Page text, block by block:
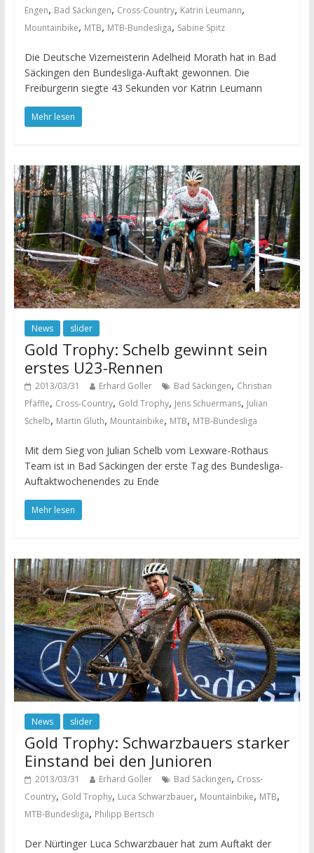
Engen, Bad Säckingen, Cross-Country, Katrin Leumann,
Mountainbike, MTB, MTB-Bundesliga, Sabine Spitz
Die Deutsche Vizemeisterin Adelheid Morath hat in Bad
Säckingen den Bundesliga-Auftakt gewonnen. Die
Freiburgerin siegte 43 Sekunden vor Katrin Leumann
Mehr lesen
News slider
Gold Trophy: Schelb gewinnt sein
erstes U23-Rennen
2013/03/31 Erhard Goller Bad Säckingen, Christian
Pfäffle, Cross-Country, Gold Trophy, Jens Schuermans, Julian
Schelb, Martin Gluth, Mountainbike, MTB, MTB-Bundesliga
Mit dem Sieg von Julian Schelb vom Lexware-Rothaus
Team ist in Bad Säckingen der erste Tag des Bundesliga-
Auftaktwochenendes zu Ende
Mehr lesen
News slider
Gold Trophy: Schwarzbauers starker
Einstand bei den Junioren
2013/03/31 Erhard Goller Bad Säckingen, Cross-
Country, Gold Trophy, Luca Schwarzbauer, Mountainbike, MTB,
MTB-Bundesliga, Philipp Bertsch
Der Nürtinger Luca Schwarzbauer hat zum Auftakt der